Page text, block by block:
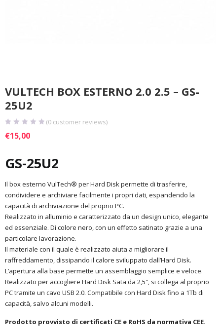
VULTECH BOX ESTERNO 2.0 2.5 – GS-
25U2
(0 customer reviews)
€15,00
GS-25U2
Il box esterno VulTech® per Hard Disk permette di trasferire,
condividere e archiviare facilmente i propri dati, espandendo la
capacità di archiviazione del proprio PC.
Realizzato in alluminio e caratterizzato da un design unico, elegante
ed essenziale. Di colore nero, con un effetto satinato grazie a una
particolare lavorazione.
Il materiale con il quale è realizzato aiuta a migliorare il
raffreddamento, dissipando il calore sviluppato dall’Hard Disk.
L’apertura alla base permette un assemblaggio semplice e veloce.
Realizzato per accogliere Hard Disk Sata da 2,5″, si collega al proprio
PC tramite un cavo USB 2.0. Compatibile con Hard Disk fino a 1Tb di
capacità, salvo alcuni modelli.
Prodotto provvisto di certificati CE e RoHS da normativa CEE.